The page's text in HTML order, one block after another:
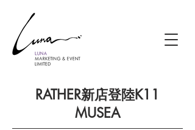
RATHER新店登陸K11
MUSEA